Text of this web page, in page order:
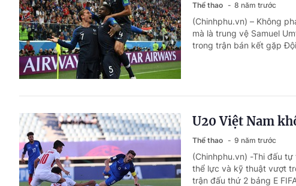
Thể thao 8 năm trước
(Chinhphu.vn) – Không
mà là trung vệ Samuel
trong trận bán kết gặp
U20 Việt Nam
Thể thao 9 năm trước
(Chinhphu.vn) -Thi đấu
thể lực và kỹ thuật vượt
trận đấu thứ 2 bảng E